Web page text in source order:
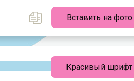
Вставить на фото
Красивый шрифт